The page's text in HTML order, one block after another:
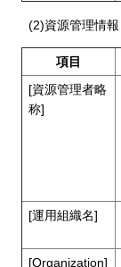
(2)資源管理情報
項目
[資源管理者略
称]
[運用組織名]
[Organization]